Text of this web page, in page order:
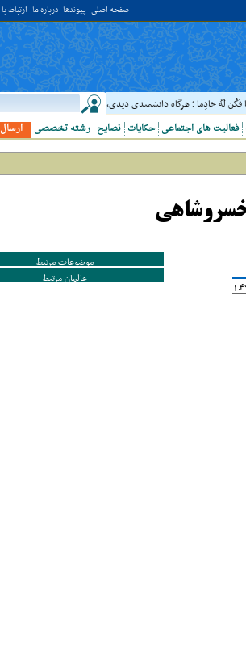
صفحه اصلی پیوندها درباره ما ارتباط
خادِما ؛ هرگاه دانشمندى ديدى، به او خدمت کن. ( غررالحکم ح ۴۰۴۴ )
رشته تخصصی نصایح حکایات فعالیت های اجتماعی
خسروشاهی
موضوعات مرتبط
عالمان مرتبط